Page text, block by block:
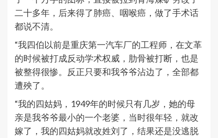
二十多年，后来得了肺癌、咽喉癌，做了手术话
都说不清。
“我四伯以前是重庆第一汽车厂的工程师，在文革
的时候被打成反动学术权威，肋骨被打断，也是
被整得很惨。 反正只要和我爷爷沾边了，全部都
遭殃了。
“我的四姑妈，1949年的时候只有几岁，她的母
亲是我爷爷最小的一个老婆，当时很年轻，就改
嫁了，我的四姑妈就改姓刘了，结果还是没逃脱